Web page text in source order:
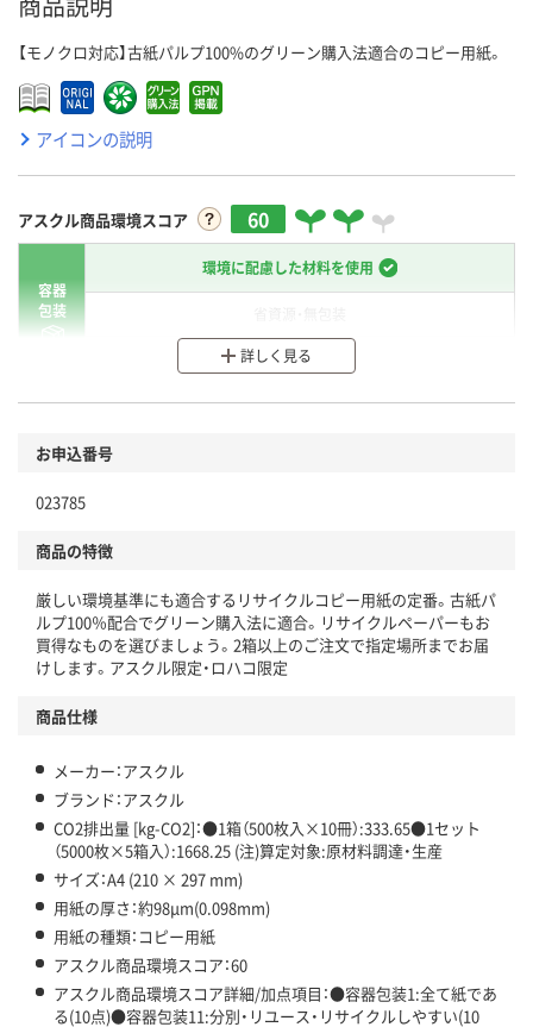
【モノクロ対応】古紙パルプ100%のグリーン購入法適合のコピー用紙。
アイコンの説明
アスクル商品環境スコア 60
容器
包装
環境に配慮した材料を使用
分別・リサイクルしやすい設計
商品
本体
仕組
アスクルで資源循環している
温室効果ガスなどの削減
この商品の環境配慮ポイントです。下記商品詳細「
詳しく見る
お申込番号
023785
商品の特徴
厳しい環境基準にも適合するリサイクルコピー用紙の定番。古紙パ
ルプ100％配合でグリーン購入法に適合。リサイクルペーパーもお
買得なものを選びましょう。2箱以上のご注文で指定場所までお届
けします。アスクル限定・ロハコ限定
商品仕様
メーカー：アスクル
ブランド：アスクル
CO2排出量 [kg-CO2]：●1箱（500枚入×10冊）:333.65●1セット
（5000枚×5箱入）:1668.25 (注)算定対象:原材料調達・生産
サイズ：A4 (210 × 297 mm)
用紙の厚さ：約98μm(0.098mm)
用紙の種類：コピー用紙
アスクル商品環境スコア：60
アスクル商品環境スコア詳細/加点項目：●容器包装1:全て紙であ
る(10点)●容器包装11:分別・リユース・リサイクルしやすい(10